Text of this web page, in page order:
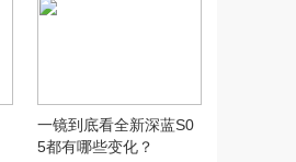
一镜到底看全新深蓝S0
5都有哪些变化？